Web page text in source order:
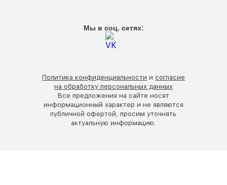
Мы в соц. сетях:
Все предложения на сайте носят
информационный характер и не являются
публичной офертой, просим уточнять
актуальную информацию.
Политика конфиденциальности и согласие
на обработку персональных данных